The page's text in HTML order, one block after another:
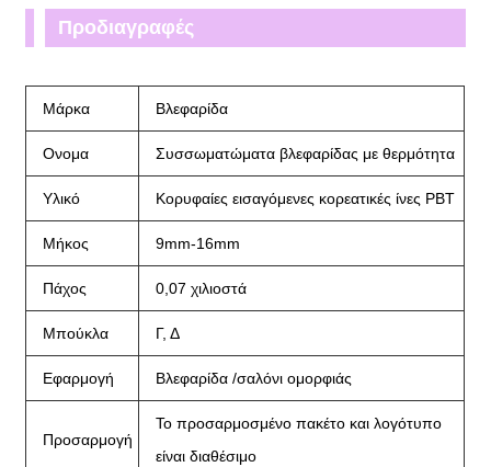
Προδιαγραφές
Μάρκα Βλεφαρίδα
Ονομα Συσσωματώματα βλεφαρίδας με θερμότητα
Υλικό Κορυφαίες εισαγόμενες κορεατικές ίνες PBT
Μήκος 9mm-16mm
Πάχος 0,07 χιλιοστά
Μπούκλα Γ, Δ
Εφαρμογή Βλεφαρίδα /σαλόνι ομορφιάς
Προσαρμογή
Το προσαρμοσμένο πακέτο και λογότυπο
είναι διαθέσιμο